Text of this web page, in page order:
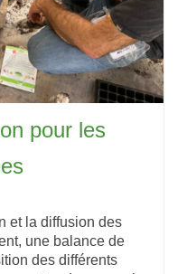
pour les
et la diffusion des
une balance de
des différents